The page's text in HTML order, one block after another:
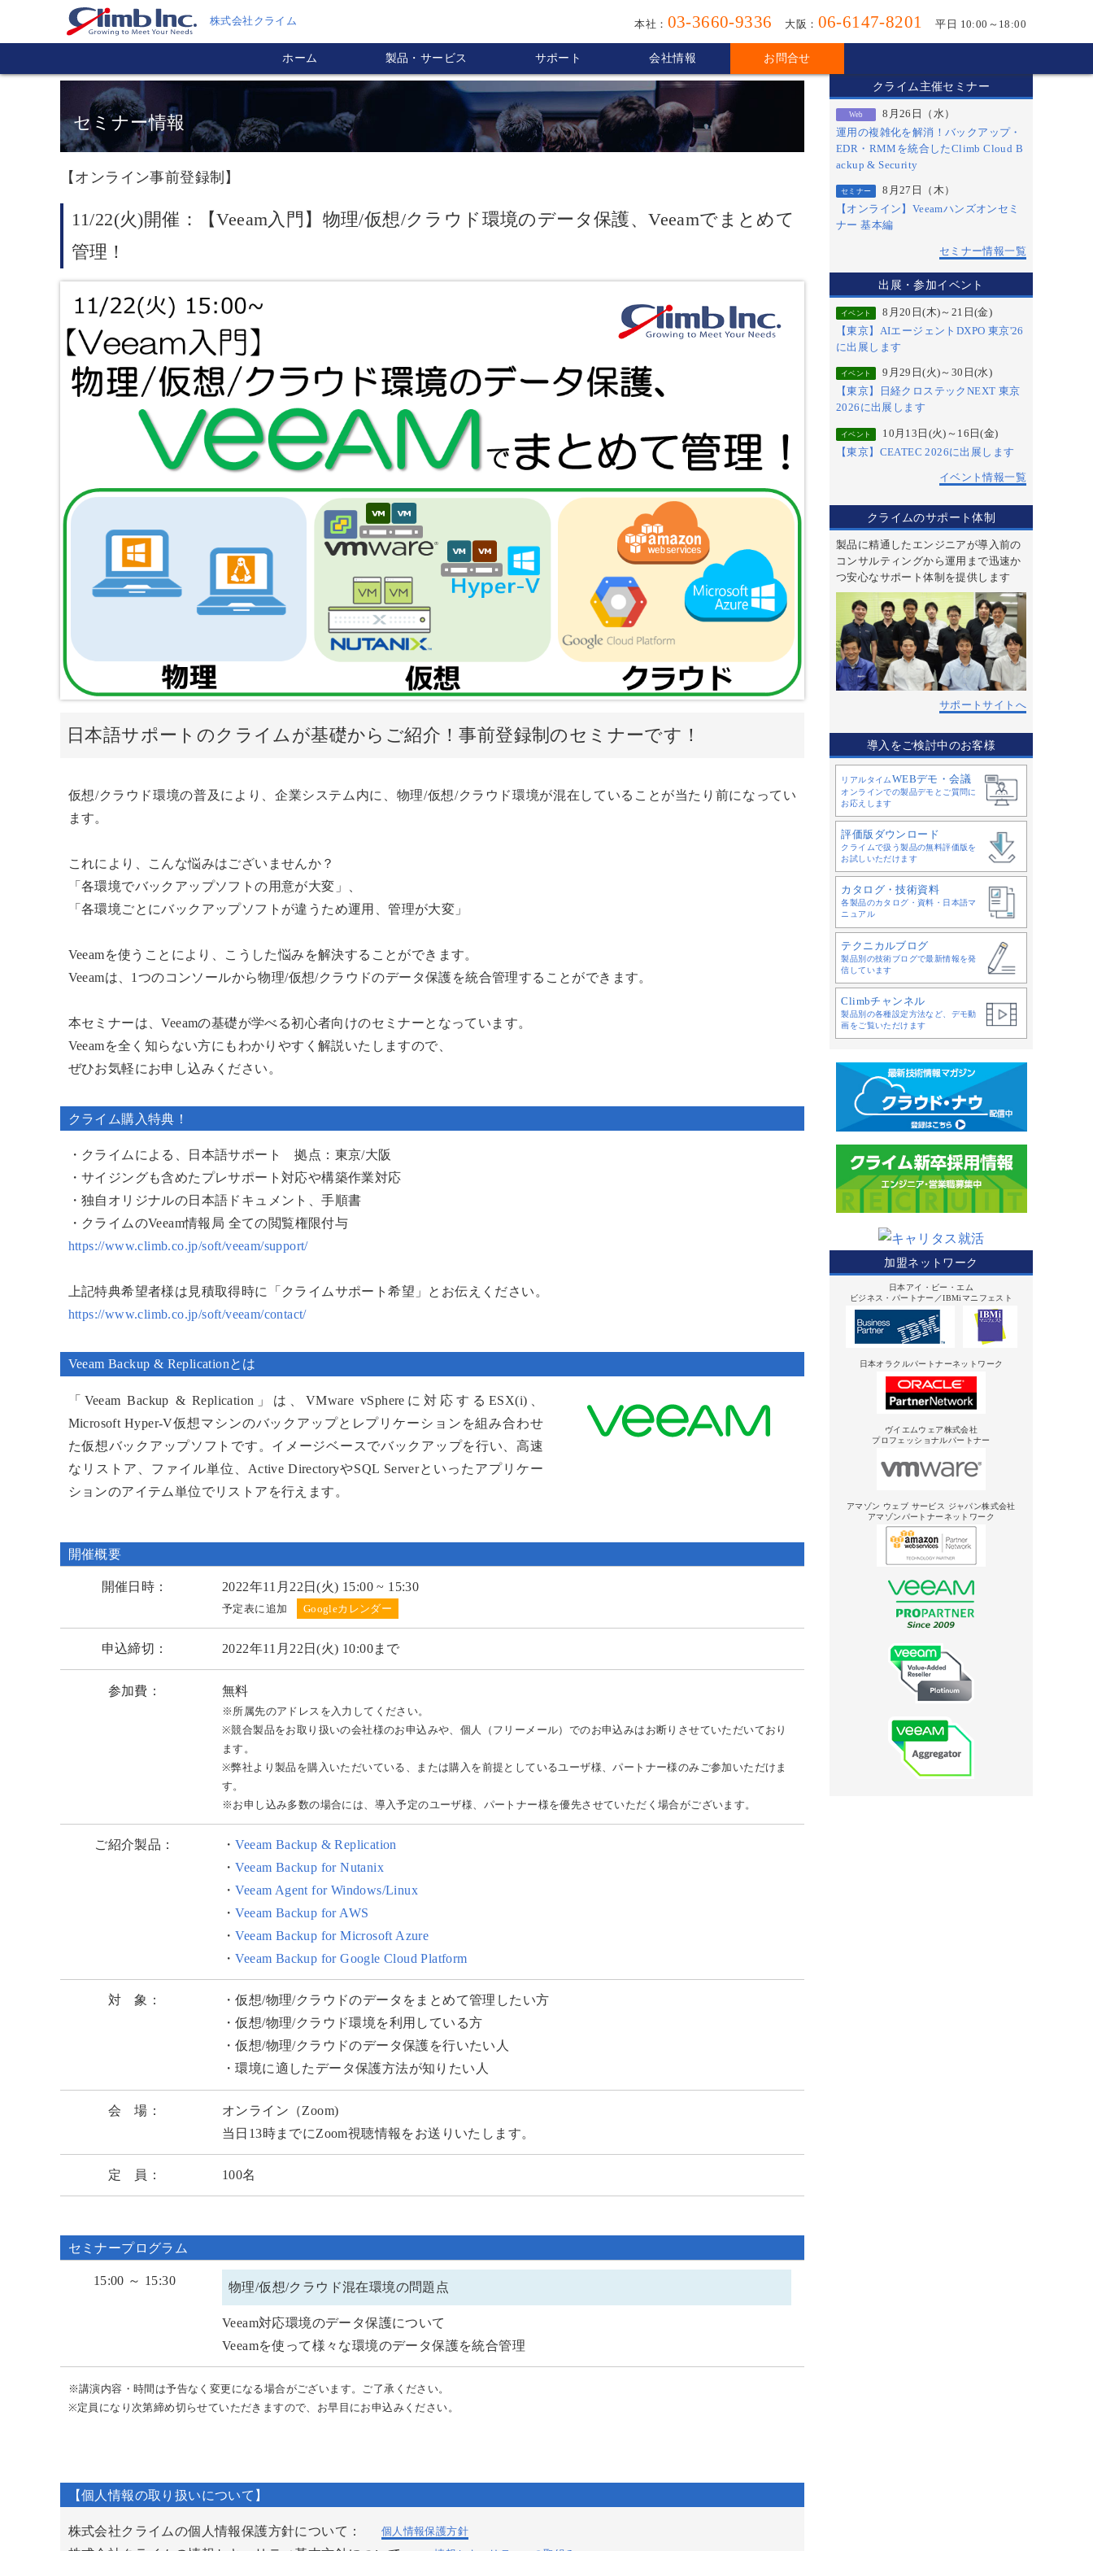
株式会社クライム 本社： 03-3660-9336 大阪： 06-6147-8201 平日 10:00～18:00
ホーム 製品・サービス サポート 会社情報 お問合せ
セミナー情報
【オンライン事前登録制】
11/22(火)開催：【Veeam入門】物理/仮想/クラウド環境のデータ保護、Veeamでまとめて
管理！
日本語サポートのクライムが基礎からご紹介！事前登録制のセミナーです！
仮想/クラウド環境の普及により、企業システム内に、物理/仮想/クラウド環境が混在していることが当たり前になってい
ます。
これにより、こんな悩みはございませんか？
「各環境でバックアップソフトの用意が大変」、
「各環境ごとにバックアップソフトが違うため運用、管理が大変」
Veeamを使うことにより、こうした悩みを解決することができます。
Veeamは、1つのコンソールから物理/仮想/クラウドのデータ保護を統合管理することができます。
本セミナーは、Veeamの基礎が学べる初心者向けのセミナーとなっています。
Veeamを全く知らない方にもわかりやすく解説いたしますので、
ぜひお気軽にお申し込みください。
クライム購入特典！
・クライムによる、日本語サポート 拠点：東京/大阪
・サイジングも含めたプレサポート対応や構築作業対応
・独自オリジナルの日本語ドキュメント、手順書
・クライムのVeeam情報局 全ての閲覧権限付与
https://www.climb.co.jp/soft/veeam/support/
上記特典希望者様は見積取得時に「クライムサポート希望」とお伝えください。
https://www.climb.co.jp/soft/veeam/contact/
Veeam Backup & Replicationとは
「Veeam Backup & Replication」は、VMware vSphereに対応するESX(i)、
Microsoft Hyper-V仮想マシンのバックアップとレプリケーションを組み合わせ
た仮想バックアップソフトです。イメージベースでバックアップを行い、高速
なリストア、ファイル単位、Active DirectoryやSQL Serverといったアプリケー
ションのアイテム単位でリストアを行えます。
開催概要
開催日時： 2022年11月22日(火) 15:00 ~ 15:30
予定表に追加
申込締切： 2022年11月22日(火) 10:00まで
参加費： 無料
※所属先のアドレスを入力してください。
※競合製品をお取り扱いの会社様のお申込みや、個人（フリーメール）でのお申込みはお断りさせていただいており
ます。
※弊社より製品を購入いただいている、または購入を前提としているユーザ様、パートナー様のみご参加いただけま
す。
※お申し込み多数の場合には、導入予定のユーザ様、パートナー様を優先させていただく場合がございます。
ご紹介製品： ・Veeam Backup & Replication
・Veeam Backup for Nutanix
・Veeam Agent for Windows/Linux
・Veeam Backup for AWS
・Veeam Backup for Microsoft Azure
・Veeam Backup for Google Cloud Platform
対 象：
・仮想/物理/クラウドのデータをまとめて管理したい方
・仮想/物理/クラウド環境を利用している方
・仮想/物理/クラウドのデータ保護を行いたい人
・環境に適したデータ保護方法が知りたい人
会 場：
オンライン（Zoom)
当日13時までにZoom視聴情報をお送りいたします。
定 員： 100名
セミナープログラム
15:00 ～ 15:30 物理/仮想/クラウド混在環境の問題点
Veeam対応環境のデータ保護について
Veeamを使って様々な環境のデータ保護を統合管理
※講演内容・時間は予告なく変更になる場合がございます。ご了承ください。
※定員になり次第締め切らせていただきますので、お早目にお申込みください。
【個人情報の取り扱いについて】
株式会社クライムの個人情報保護方針について： 個人情報保護方針
クライム主催セミナー
Web
8月26日（水）
運用の複雑化を解消！バックアップ・
EDR・RMMを統合したClimb Cloud B
ackup & Security
セミナー
8月27日（木）
【オンライン】Veeamハンズオンセミ
ナー 基本編
セミナー情報一覧
出展・参加イベント
イベント
8月20日(木)～21日(金)
【東京】AIエージェントDXPO 東京'26
に出展します
イベント
9月29日(火)～30日(水)
【東京】日経クロステックNEXT 東京
2026に出展します
イベント
10月13日(火)～16日(金)
【東京】CEATEC 2026に出展します
イベント情報一覧
クライムのサポート体制
製品に精通したエンジニアが導入前の
コンサルティングから運用まで迅速か
つ安心なサポート体制を提供します
サポートサイトへ
導入をご検討中のお客様
リアルタイムWEBデモ・会議
オンラインでの製品デモとご質問に
お応えします
評価版ダウンロード
クライムで扱う製品の無料評価版を
お試しいただけます
カタログ・技術資料
各製品のカタログ・資料・日本語マ
ニュアル
テクニカルブログ
製品別の技術ブログで最新情報を発
信しています
Climbチャンネル
製品別の各種設定方法など、デモ動
画をご覧いただけます
加盟ネットワーク
日本アイ・ビー・エム
ビジネス・パートナー／IBMiマニフェスト
日本オラクルパートナーネットワーク
ヴイエムウェア株式会社
プロフェッショナルパートナー
アマゾン ウェブ サービス ジャパン株式会社
アマゾンパートナーネットワーク